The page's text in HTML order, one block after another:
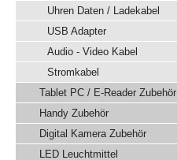
Uhren Daten / Ladekabel
USB Adapter
Audio - Video Kabel
Stromkabel
Tablet PC / E-Reader Zubehör
Handy Zubehör
Digital Kamera Zubehör
LED Leuchtmittel